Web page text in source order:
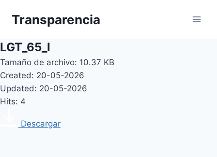
Transparencia
LGT_65_I
Tamaño de archivo: 10.37 KB
Created: 20-05-2026
Updated: 20-05-2026
Hits: 4
Descargar